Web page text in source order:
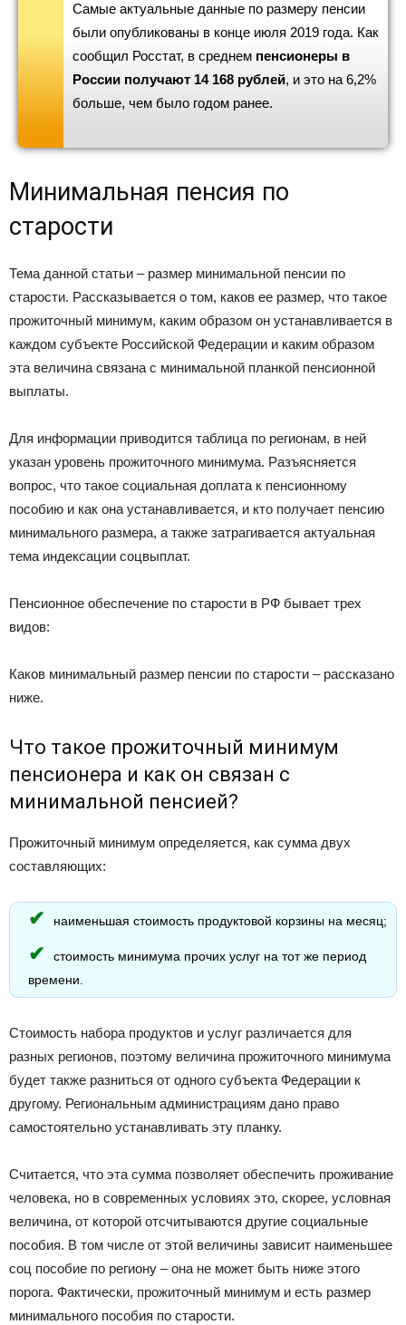
Самые актуальные данные по размеру пенсии
были опубликованы в конце июля 2019 года. Как
сообщил Росстат, в среднем пенсионеры в
России получают 14 168 рублей, и это на 6,2%
больше, чем было годом ранее.
Минимальная пенсия по
старости
Тема данной статьи – размер минимальной пенсии по
старости. Рассказывается о том, каков ее размер, что такое
прожиточный минимум, каким образом он устанавливается в
каждом субъекте Российской Федерации и каким образом
эта величина связана с минимальной планкой пенсионной
выплаты.
Для информации приводится таблица по регионам, в ней
указан уровень прожиточного минимума. Разъясняется
вопрос, что такое социальная доплата к пенсионному
пособию и как она устанавливается, и кто получает пенсию
минимального размера, а также затрагивается актуальная
тема индексации соцвыплат.
Пенсионное обеспечение по старости в РФ бывает трех
видов:
Каков минимальный размер пенсии по старости – рассказано
ниже.
Что такое прожиточный минимум
пенсионера и как он связан с
минимальной пенсией?
Прожиточный минимум определяется, как сумма двух
составляющих:
наименьшая стоимость продуктовой корзины на месяц;
стоимость минимума прочих услуг на тот же период
времени.
Стоимость набора продуктов и услуг различается для
разных регионов, поэтому величина прожиточного минимума
будет также разниться от одного субъекта Федерации к
другому. Региональным администрациям дано право
самостоятельно устанавливать эту планку.
Считается, что эта сумма позволяет обеспечить проживание
человека, но в современных условиях это, скорее, условная
величина, от которой отсчитываются другие социальные
пособия. В том числе от этой величины зависит наименьшее
соц пособие по региону – она не может быть ниже этого
порога. Фактически, прожиточный минимум и есть размер
минимального пособия по старости.